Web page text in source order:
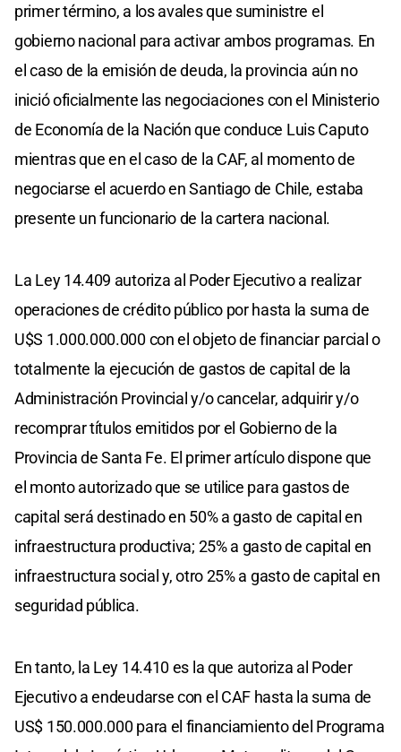
primer término, a los avales que suministre el
gobierno nacional para activar ambos programas. En
el caso de la emisión de deuda, la provincia aún no
inició oficialmente las negociaciones con el Ministerio
de Economía de la Nación que conduce Luis Caputo
mientras que en el caso de la CAF, al momento de
negociarse el acuerdo en Santiago de Chile, estaba
presente un funcionario de la cartera nacional.
La Ley 14.409 autoriza al Poder Ejecutivo a realizar
operaciones de crédito público por hasta la suma de
U$S 1.000.000.000 con el objeto de financiar parcial o
totalmente la ejecución de gastos de capital de la
Administración Provincial y/o cancelar, adquirir y/o
recomprar títulos emitidos por el Gobierno de la
Provincia de Santa Fe. El primer artículo dispone que
el monto autorizado que se utilice para gastos de
capital será destinado en 50% a gasto de capital en
infraestructura productiva; 25% a gasto de capital en
infraestructura social y, otro 25% a gasto de capital en
seguridad pública.
En tanto, la Ley 14.410 es la que autoriza al Poder
Ejecutivo a endeudarse con el CAF hasta la suma de
US$ 150.000.000 para el financiamiento del Programa